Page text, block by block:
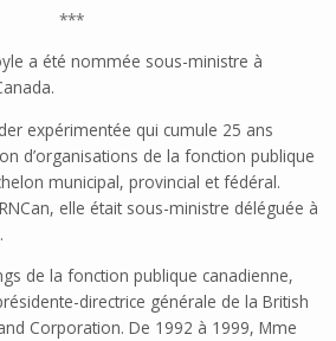
***
a été nommée sous-ministre à
expérimentée qui cumule 25 ans
d’organisations de la fonction publique
municipal, provincial et fédéral.
elle était sous-ministre déléguée à
de la fonction publique canadienne,
directrice générale de la British
Corporation. De 1992 à 1999, Mme